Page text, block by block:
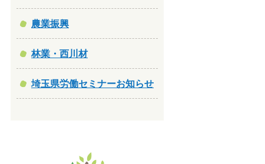
農業振興
林業・西川材
埼玉県労働セミナーお知らせ